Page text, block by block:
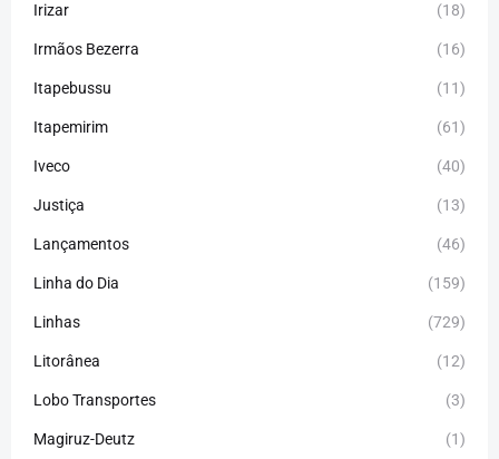
Irizar (18)
Irmãos Bezerra (16)
Itapebussu (11)
Itapemirim (61)
Iveco (40)
Justiça (13)
Lançamentos (46)
Linha do Dia (159)
Linhas (729)
Litorânea (12)
Lobo Transportes (3)
Magiruz-Deutz (1)